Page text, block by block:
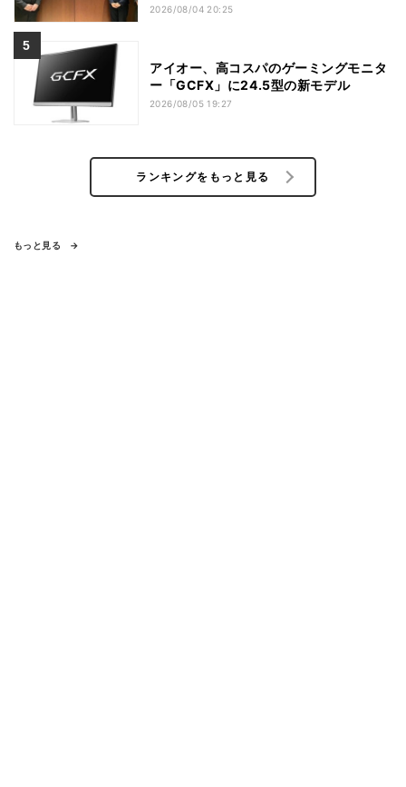
2026/08/04 20:25
アイオー、高コスパのゲーミングモニタ
ー「GCFX」に24.5型の新モデル
2026/08/05 19:27
ランキングをもっと見る
もっと見る